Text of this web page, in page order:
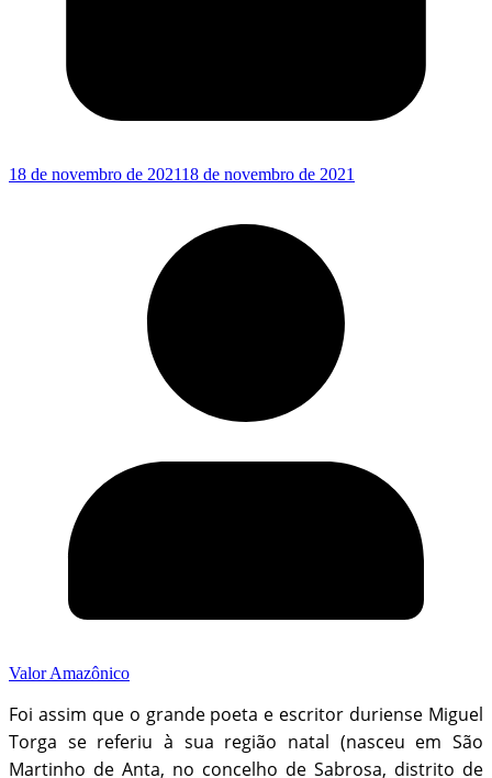
18 de novembro de 202118 de novembro de 2021
Valor Amazônico
Foi assim que o grande poeta e escritor duriense Miguel
Torga se referiu à sua região natal (nasceu em São
Martinho de Anta, no concelho de Sabrosa, distrito de